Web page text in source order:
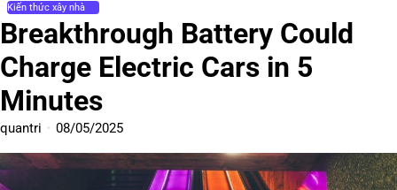
Kiến thức xây nhà
Breakthrough Battery Could
Charge Electric Cars in 5
Minutes
quantri 08/05/2025